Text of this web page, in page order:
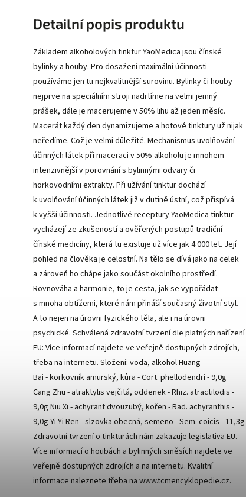
Detailní popis produktu
Základem alkoholových tinktur YaoMedica jsou čínské
bylinky a houby. Pro dosažení maximální účinnosti
používáme jen tu nejkvalitnější surovinu. Bylinky či houby
nejprve na speciálním stroji nadrtíme na velmi jemný
prášek, dále je macerujeme v 50% lihu až jeden měsíc.
Macerát každý den dynamizujeme a hotové tinktury už nijak
neředíme. Což je velmi důležité. Mechanismus uvolňování
účinných látek při maceraci v 50% alkoholu je mnohem
intenzivnější v porovnání s bylinnými odvary či
horkovodními extrakty. Při užívání tinktur dochází
k uvolňování účinných látek již v dutině ústní, což přispívá
k vyšší účinnosti. Jednotlivé receptury YaoMedica tinktur
vycházejí ze zkušeností a ověřených postupů tradiční
čínské medicíny, která tu existuje už více jak 4 000 let. Její
pohled na člověka je celostní. Na tělo se dívá jako na celek
a zároveň ho chápe jako součást okolního prostředí.
Rovnováha a harmonie, to je cesta, jak se vypořádat
s mnoha obtížemi, které nám přináší současný životní styl.
A to nejen na úrovni fyzického těla, ale i na úrovni
psychické. Schválená zdravotní tvrzení dle platných nařízení
EU: Více informací najdete ve veřejně dostupných zdrojích,
třeba na internetu. Složení: voda, alkohol Huang
Bai - korkovník amurský, kůra - Cort. phellodendri - 9,0g
Cang Zhu - atraktylis vejčitá, oddenek - Rhiz. atractilodis -
9,0g Niu Xi - achyrant dvouzubý, kořen - Rad. achyranthis -
9,0g Yi Yi Ren - slzovka obecná, semeno - Sem. coicis - 11,3g
Zdravotní tvrzení o tinkturách nám zakazuje legislativa EU.
Více informací o houbách a bylinných směsích najdete ve
veřejně dostupných zdrojích a na internetu. Kvalitní
informace naleznete třeba na www.tcmencyklopedie.cz.